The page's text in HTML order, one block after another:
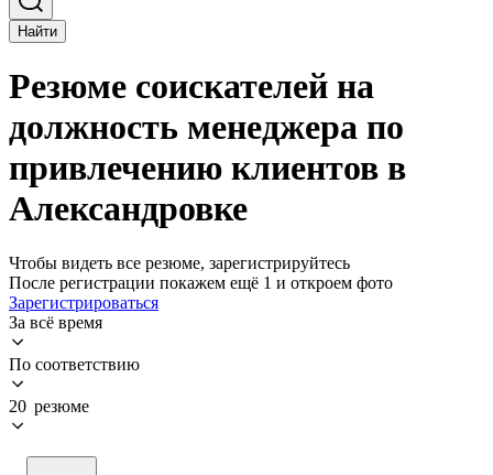
Найти
Резюме соискателей на
должность менеджера по
привлечению клиентов в
Александровке
Чтобы видеть все резюме, зарегистрируйтесь
После регистрации покажем ещё 1 и откроем фото
Зарегистрироваться
За всё время
По соответствию
20 резюме